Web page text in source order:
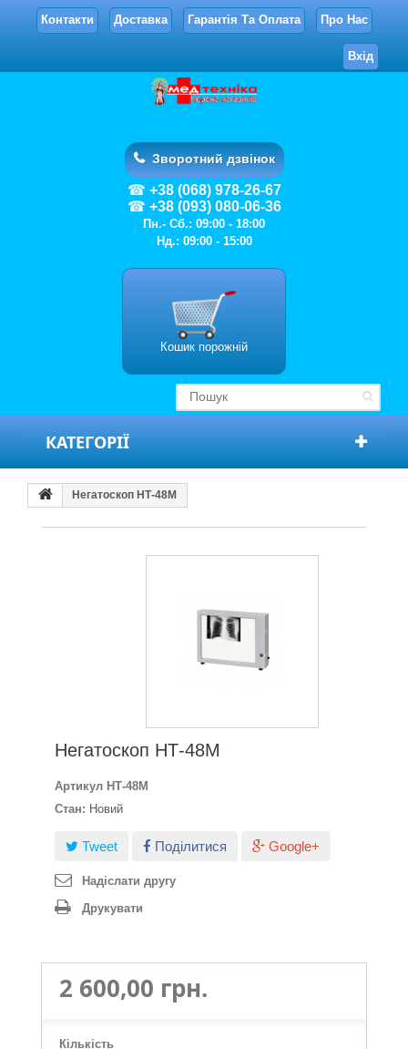
Контакти Доставка Гарантія Та Оплата Про Нас
Вхід
Зворотний дзвінок
+38 (068) 978-26-67
+38 (093) 080-06-36
Пн.- Сб.: 09:00 - 18:00
Нд.: 09:00 - 15:00
Кошик порожній
КАТЕГОРІЇ
Негатоскоп НТ-48М
Негатоскоп НТ-48М
Артикул НТ-48М
Стан: Новий
Tweet Поділитися Google+
Надіслати другу
Друкувати
2 600,00 грн.
Кількість